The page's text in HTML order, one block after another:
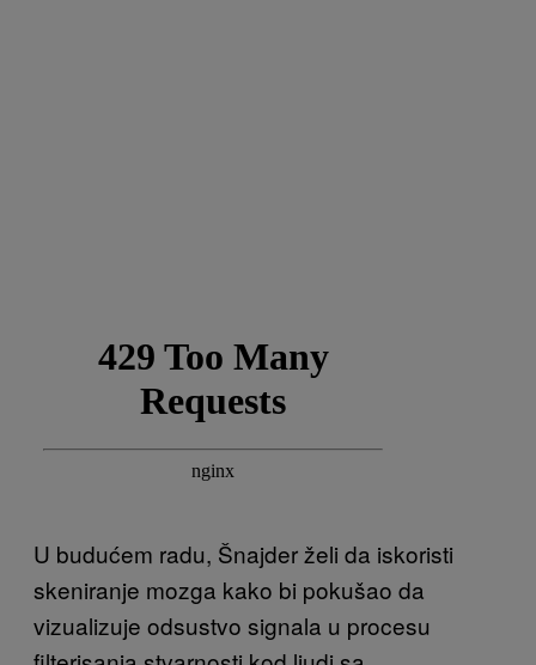
U budućem radu, Šnajder želi da iskoristi
skeniranje mozga kako bi pokušao da
vizualizuje odsustvo signala u procesu